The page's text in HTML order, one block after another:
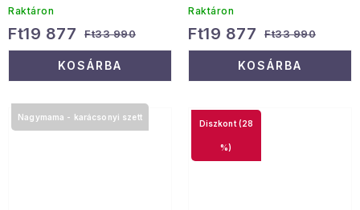
Raktáron
Ft19 877 Ft33 990
KOSÁRBA
Raktáron
Ft19 877 Ft33 990
KOSÁRBA
Nagymama - karácsonyi szett
(28
%)